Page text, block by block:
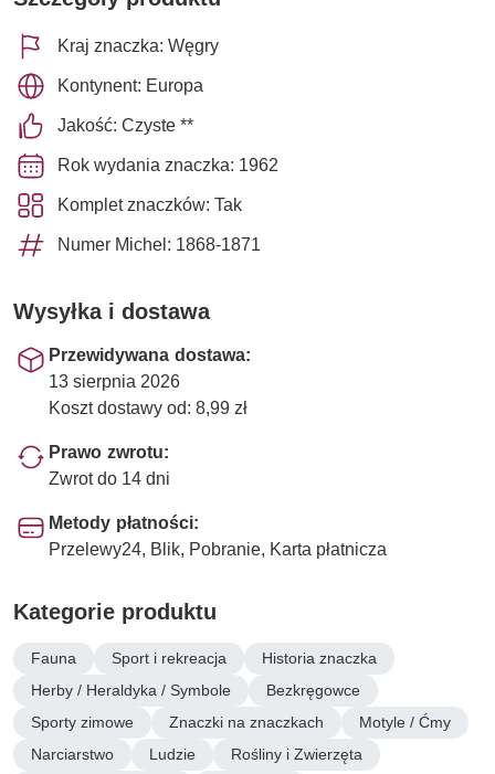
Kraj znaczka: Węgry
Kontynent: Europa
Jakość: Czyste **
Rok wydania znaczka: 1962
Komplet znaczków: Tak
Numer Michel: 1868-1871
Wysyłka i dostawa
Przewidywana dostawa:
13 sierpnia 2026
Koszt dostawy od: 8,99 zł
Prawo zwrotu:
Zwrot do 14 dni
Metody płatności:
Przelewy24, Blik, Pobranie, Karta płatnicza
Kategorie produktu
Fauna Sport i rekreacja
Historia znaczka
Herby / Heraldyka / Symbole
Bezkręgowce
Sporty zimowe
Znaczki na znaczkach
Motyle / Ćmy
Narciarstwo
Ludzie
Rośliny i Zwierzęta